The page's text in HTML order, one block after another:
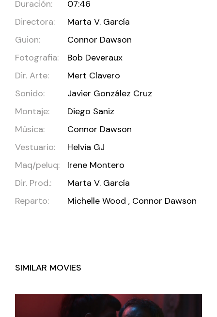
Duración:
07:46
Directora:
Marta V. García
Guion:
Connor Dawson
Fotografia:
Bob Deveraux
Dir. Arte:
Mert Clavero
Sonido:
Javier González Cruz
Montaje:
Diego Saniz
Música:
Connor Dawson
Vestuario:
Helvia GJ
Maq/peluq:
Irene Montero
Dir. Prod.:
Marta V. García
Reparto:
Michelle Wood , Connor Dawson
SIMILAR MOVIES